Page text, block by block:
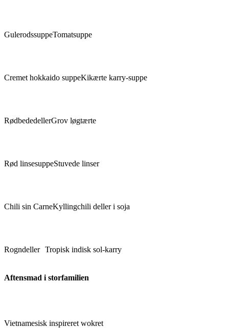
GulerodssuppeTomatsuppe
Cremet hokkaido suppeKikærte karry-suppe
RødbededellerGrov løgtærte
Rød linsesuppeStuvede linser
Chili sin CarneKyllingchili deller i soja
Rogndeller Tropisk indisk sol-karry
Aftensmad i storfamilien
Vietnamesisk inspireret wokret